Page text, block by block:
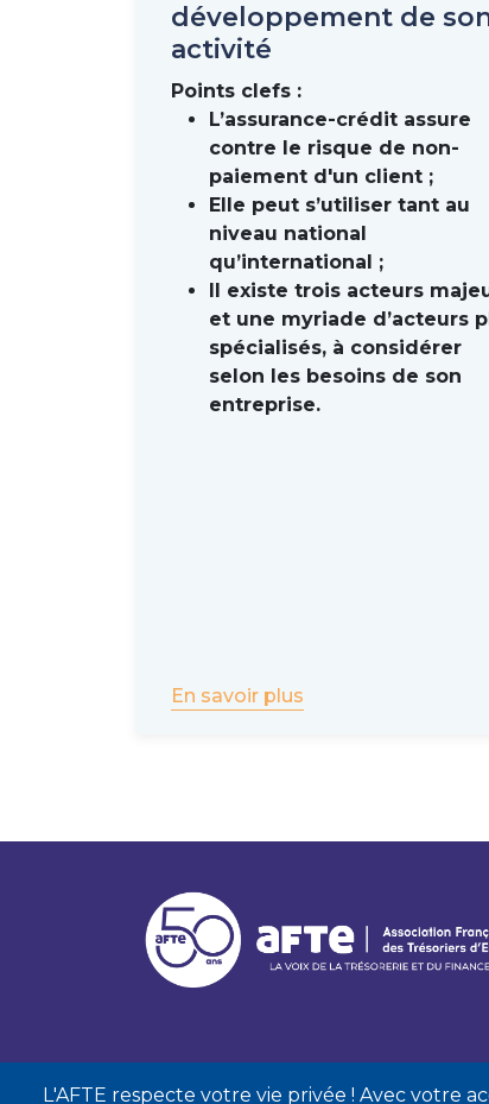
L'AFTE respecte votre vie privée ! Avec votre
développement de
activité
Points clefs :
L’assurance-crédit assure
contre le risque de non-
paiement d'un client ;
Elle peut s’utiliser tant au
niveau national
qu’international ;
Il existe trois acteurs
et une myriade d’acteurs
spécialisés, à considérer
selon les besoins de son
entreprise.
En savoir plus